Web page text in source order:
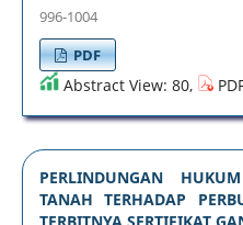
996-1004
PDF
Abstract View: 80,
PERLINDUNGAN
TANAH TERHADAP